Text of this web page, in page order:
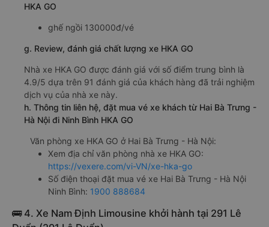
HKA GO
ghế ngồi 130000đ/vé
g. Review, đánh giá chất lượng xe HKA GO
Nhà xe HKA GO được đánh giá với số điểm trung bình là
4.9/5 dựa trên 91 đánh giá của khách hàng đã trải nghiệm
dịch vụ của nhà xe này.
h. Thông tin liên hệ, đặt mua vé xe khách từ Hai Bà Trưng -
Hà Nội đi Ninh Bình HKA GO
Văn phòng xe HKA GO ở Hai Bà Trưng - Hà Nội:
Xem địa chỉ văn phòng nhà xe HKA GO:
https://vexere.com/vi-VN/xe-hka-go
Số điện thoại đặt mua vé xe Hai Bà Trưng - Hà Nội
Ninh Bình: 1900 888684
🚌 4. Xe Nam Định Limousine khởi hành tại 291 Lê